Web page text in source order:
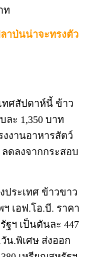
ท
าป่นน่าจะทรงตัว
สัปดาห์นี้ ข้าว
ละ 1,350 บาท
งานอาหารสัตว์
ดลงจากกระสอบ
ะเทศ ข้าวขาว
ฯ เอฟ.โอ.บี. ราคา
ฐฯ เป็นตันละ 447
น.พิเศษ ส่งออก